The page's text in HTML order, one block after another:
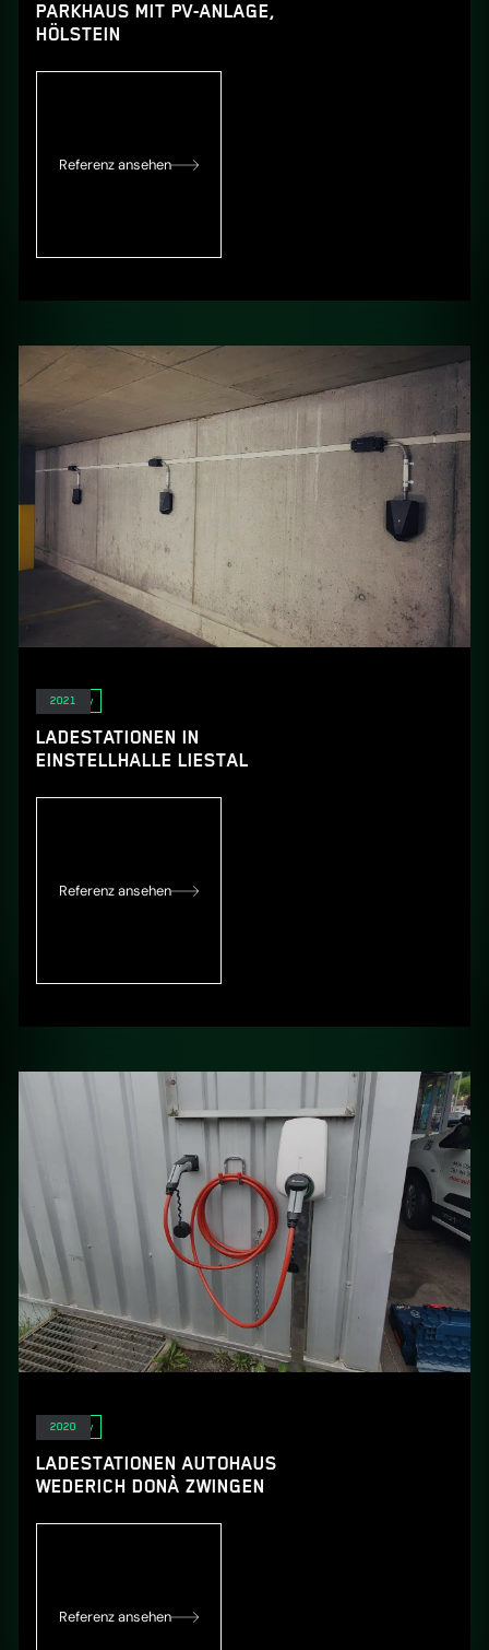
PARKHAUS MIT PV-ANLAGE,
HÖLSTEIN
Referenz ansehen
E-Mobility
LADESTATIONEN IN
EINSTELLHALLE LIESTAL
Referenz ansehen
2021
E-Mobility
LADESTATIONEN AUTOHAUS
WEDERICH DONÀ ZWINGEN
Referenz ansehen
2020